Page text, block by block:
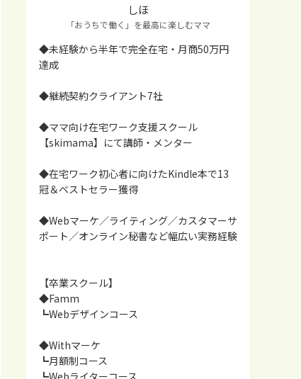
しほ
「おうちで働く」を最高に楽しむママ
◆未経験から半年で完全在宅・月商50万円
達成
◆継続契約クライアント7社
◆ママ向け在宅ワーク支援スクール
【skimama】にて講師・メンター
◆在宅ワーク初心者に向けたKindle本で13
冠＆ベストセラー獲得
◆Webマーケ／ライティング／カスタマーサ
ポート／オンライン秘書など幅広い実務経験
【卒業スクール】
◆Famm
┗Webデザインコース
◆Withマーケ
┗月額制コース
┗Webライターコース